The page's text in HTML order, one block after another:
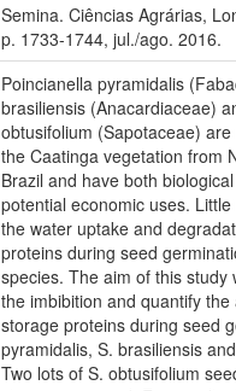
Semina. Ciências Agrárias,
p. 1733-1744, jul./ago. 2016.
Poincianella pyramidalis
brasiliensis (Anacardiaceae)
obtusifolium (Sapotaceae)
the Caatinga vegetation from
Brazil and have both
potential economic uses.
the water uptake and
proteins during seed
species. The aim of this study
the imbibition and quantify
storage proteins during seed
pyramidalis, S. brasiliensis
Two lots of S. obtusifolium